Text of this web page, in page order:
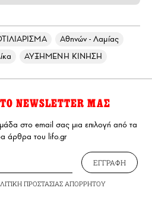
Αθηνών - Λαμίας
ΑΥΞΗΜΕΝΗ ΚΙΝΗΣΗ
NEWSLETTER ΜΑΣ
στο email σας μια επιλογή από τα
άρθρα του lifo.gr
ΕΓΓΡΑΦΗ
ΠΡΟΣΤΑΣΙΑΣ ΑΠΟΡΡΗΤΟΥ